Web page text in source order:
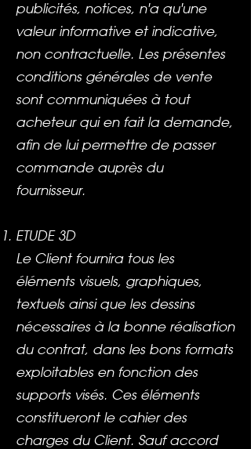
publicités, notices, n'a qu'une
valeur informative et indicative,
non contractuelle. Les présentes
conditions générales de vente
sont communiquées à tout
acheteur qui en fait la demande,
afin de lui permettre de passer
commande auprès du
fournisseur.
ETUDE 3D
Le Client fournira tous les
éléments visuels, graphiques,
textuels ainsi que les dessins
nécessaires à la bonne réalisation
du contrat, dans les bons formats
exploitables en fonction des
supports visés. Ces éléments
constitueront le cahier des
charges du Client. Sauf accord